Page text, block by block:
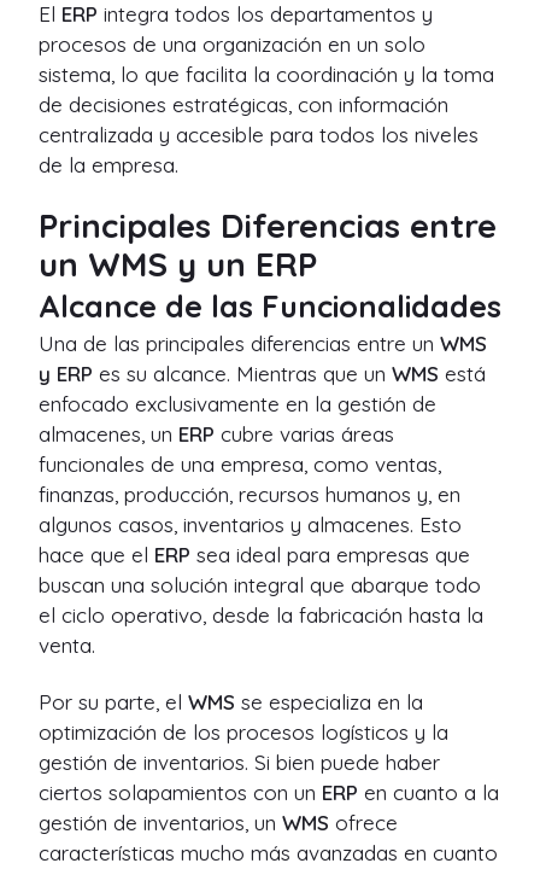
El ERP integra todos los departamentos y
procesos de una organización en un solo
sistema, lo que facilita la coordinación y la toma
de decisiones estratégicas, con información
centralizada y accesible para todos los niveles
de la empresa.
Principales Diferencias entre
un WMS y un ERP
Alcance de las Funcionalidades
Una de las principales diferencias entre un WMS
y ERP es su alcance. Mientras que un WMS está
enfocado exclusivamente en la gestión de
almacenes, un ERP cubre varias áreas
funcionales de una empresa, como ventas,
finanzas, producción, recursos humanos y, en
algunos casos, inventarios y almacenes. Esto
hace que el ERP sea ideal para empresas que
buscan una solución integral que abarque todo
el ciclo operativo, desde la fabricación hasta la
venta.
Por su parte, el WMS se especializa en la
optimización de los procesos logísticos y la
gestión de inventarios. Si bien puede haber
ciertos solapamientos con un ERP en cuanto a la
gestión de inventarios, un WMS ofrece
características mucho más avanzadas en cuanto